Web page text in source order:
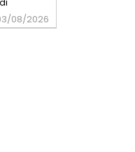
08/2026